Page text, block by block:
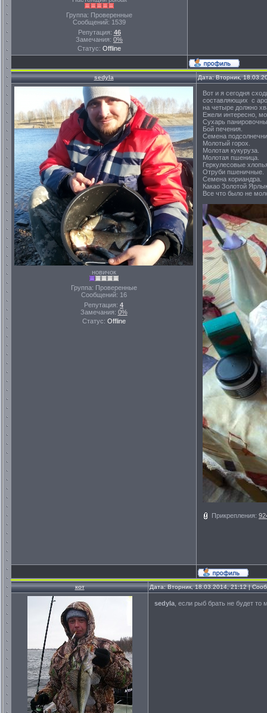
Группа: Проверенные
Сообщений: 1539
Репутация: 46
Замечания: 0%
Статус: Offline
sedyla Дата: Вторник,
новичок
Группа: Проверенные
Сообщений: 16
Репутация: 4
Замечания: 0%
Статус: Offline
Вот и я сегодня
составляющих с
на четыре должно
Ежели интересно,
Сухарь
Бой печения.
Семена
Молотый горох.
Молотая кукуруза.
Молотая пшеница.
Геркулесовые
Отруби пшеничные.
Семена кориандра.
Какао Золотой
Все что было не
Прикрепления:
кот Дата: Вторник, 18.03.2014, 21:12 |
sedyla , если рыб брать не будет